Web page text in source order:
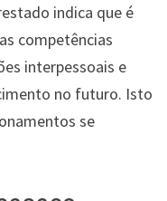
indica que é
competências
interpessoais e
no futuro. Isto
se